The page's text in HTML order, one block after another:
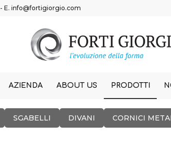
- E. info@fortigiorgio.com
AZIENDA ABOUT US PRODOTTI
SGABELLI DIVANI CORNICI